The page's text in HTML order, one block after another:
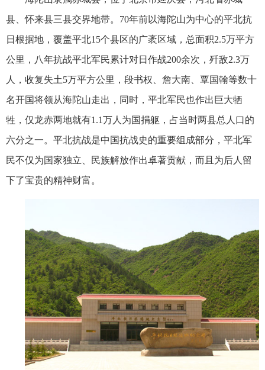
县、怀来县三县交界地带。 70年前以海陀山为中心的平北抗
日根据地，覆盖平北15个县区的广袤区域，总面积2.5万平方
公里，八年抗战平北军民累计对日作战200余次，歼敌2.3万
人，收复失土5万平方公里，段书权、詹大南、覃国翰等数十
名开国将领从海陀山走出，同时，平北军民也作出巨大牺
牲，仅龙赤两地就有1.1万人为国捐躯，占当时两县总人口的
六分之一。平北抗战是中国抗战史的重要组成部分，平北军
民不仅为国家独立、民族解放作出卓著贡献，而且为后人留
下了宝贵的精神财富。